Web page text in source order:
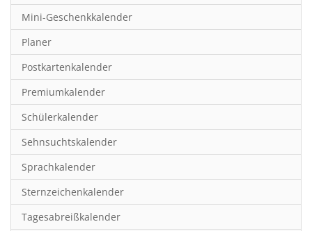
Geschichte
Hobby & Basteln
Humor & Cartoon
Inspiration & Entspannung
Inspiration & Spiritualität
Kinderkalender
Kunst
Länder & Städte
Landschaft & Natur
Mini-Geschenkkalender
Planer
Postkartenkalender
Premiumkalender
Schülerkalender
Sehnsuchtskalender
Sprachkalender
Sternzeichenkalender
Tagesabreißkalender